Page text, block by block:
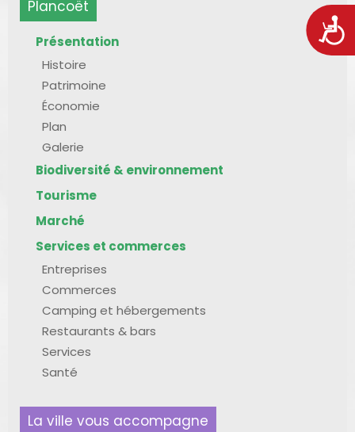
Plancoët
Présentation
Histoire
Patrimoine
Économie
Plan
Galerie
Biodiversité & environnement
Tourisme
Marché
Services et commerces
Entreprises
Commerces
Camping et hébergements
Restaurants & bars
Services
Santé
La ville vous accompagne